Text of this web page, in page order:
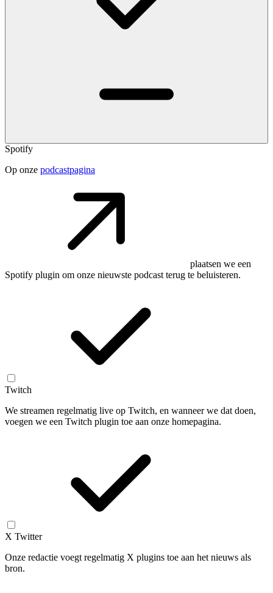
Spotify
Op onze podcastpagina
plaatsen we een
Spotify plugin om onze nieuwste podcast terug te beluisteren.
Twitch
We streamen regelmatig live op Twitch, en wanneer we dat doen,
voegen we een Twitch plugin toe aan onze homepagina.
X Twitter
Onze redactie voegt regelmatig X plugins toe aan het nieuws als
bron.